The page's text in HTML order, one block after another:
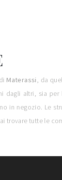
Materassi, da
dagli altri, sia
in negozio. Le
trovare tutte le